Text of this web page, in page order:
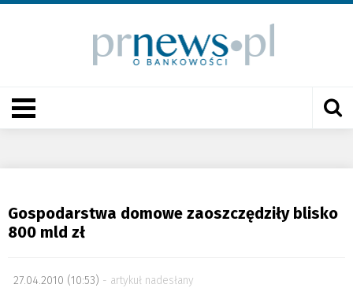
Gospodarstwa domowe zaoszczędziły blisko
800 mld zł
27.04.2010 (10:53) artykuł nadesłany